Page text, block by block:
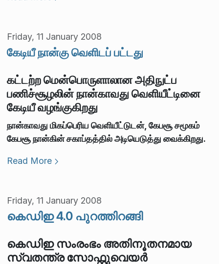
Friday, 11 January 2008
கேடியீ நான்கு வெளிடப் பட்டது
கட்டற்ற மென்பொருளாலான அதிநுட்ப
பணிச்சூழலின் நான்காவது வெளியீட்டினை
கேடியீ வழங்குகிறது
நான்காவது மிகப்பெரிய வெளியீட்டுடன், கேபசூ சமூகம்
கேபசூ நான்கின் சகாப்தத்தில் அடியெடுத்து வைக்கிறது.
Read More
Friday, 11 January 2008
കെഡിഇ 4.0 പുറത്തിറങ്ങി
കെഡിഇ സംരംഭം അതിനൂതനമായ
സ്വതന്ത്ര സോഫ്റ്റുവെയര്‍